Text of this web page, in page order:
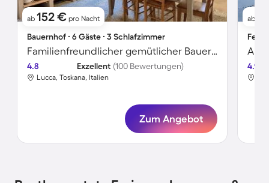
ab 152 € pro Nacht
Bauernhof ∙ 6 Gäste ∙ 3 Schlafzimmer
Familienfreundlicher gemütlicher Bauernhof mit Grill, Garten und Pool | Bergblick | Haustiere sind willkommen
4.8 Exzellent (100 Bewertungen)
Lucca, Toskana, Italien
Zum Angebot
ab
4.9